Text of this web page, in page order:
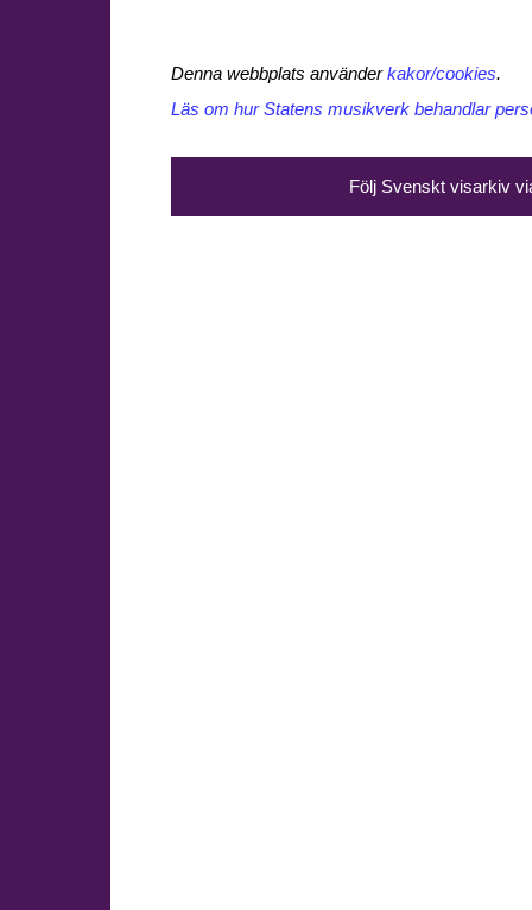
Denna webbplats använderkakor/cookies.
Läs om hur Statens musikverk behandlar
Följ Svenskt visarkiv